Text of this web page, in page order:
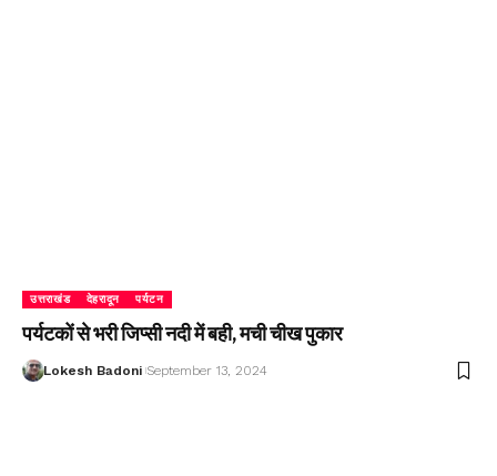
उत्तराखंड देहरादून पर्यटन
पर्यटकों से भरी जिप्सी नदी में बही, मची चीख पुकार
Lokesh Badoni September 13, 2024